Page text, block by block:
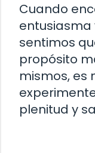
Cuando
entusiasma
sentimos
propósito
mismos, es
plenitud y